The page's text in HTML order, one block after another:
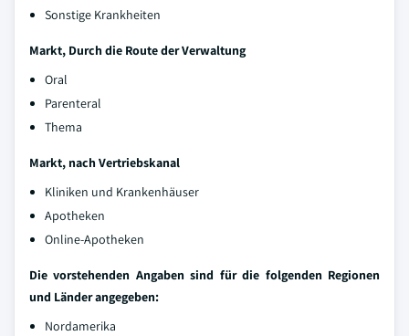
Sonstige Krankheiten
Markt, Durch die Route der Verwaltung
Oral
Parenteral
Thema
Markt, nach Vertriebskanal
Kliniken und Krankenhäuser
Apotheken
Online-Apotheken
Die vorstehenden Angaben sind für die folgenden Regionen
und Länder angegeben:
Nordamerika